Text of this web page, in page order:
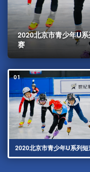
2020北京市青少年U
赛
01